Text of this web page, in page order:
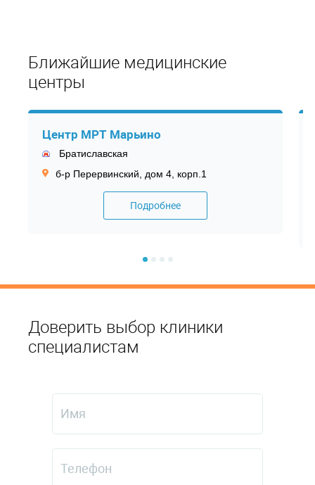
Ближайшие медицинские
центры
Центр МРТ Марьино
Братиславская
б-р Перервинский, дом 4, корп.1
Подробнее
Доверить выбор клиники
специалистам